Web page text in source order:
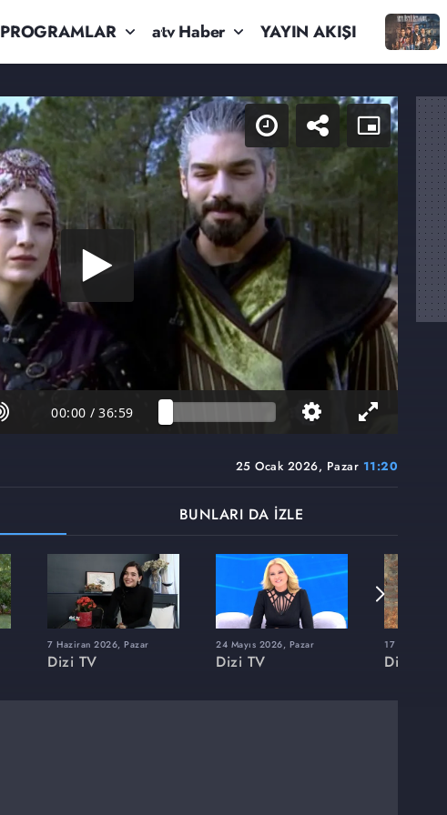
PROGRAMLAR atv Haber YAYIN AKIŞI
00:00 / 36:59
25 Ocak 2026, Pazar 11:20
BUNLARI DA İZLE
7 Haziran 2026, Pazar
Dizi TV
24 Mayıs 2026, Pazar
Dizi TV
17 Mayıs
Dizi TV